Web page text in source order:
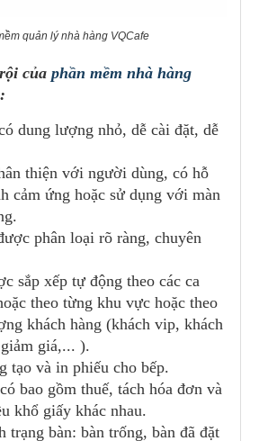
quản lý nhà hàng VQCafe
của phần mềm nhà hàng
dung lượng nhỏ, dễ cài đặt, dễ
thiện với người dùng, có hỗ
cảm ứng hoặc sử dụng với màn
phân loại rõ ràng, chuyên
sắp xếp tự động theo các ca
theo từng khu vực hoặc theo
khách hàng (khách vip, khách
giá,... ).
tạo và in phiếu cho bếp.
bao gồm thuế, tách hóa đơn và
khổ giấy khác nhau.
trạng bàn: bàn trống, bàn đã đặt